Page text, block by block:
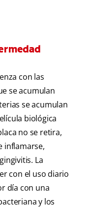
con las
se acumulan
se acumulan
biológica
no se retira,
inflamarse,
La
con el uso diario
día con una
y los